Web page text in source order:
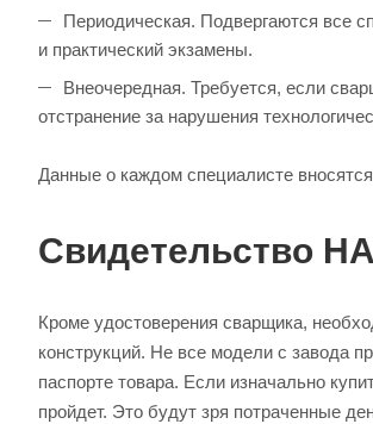
Периодическая. Подвергаются все
и практический экзамены.
Внеочередная. Требуется, если
отстранение за нарушения
Данные о каждом специалисте
Свидетельство
Кроме удостоверения сварщика,
конструкций. Не все модели с завода
паспорте товара. Если изначально
пройдет. Это будут зря потраченные